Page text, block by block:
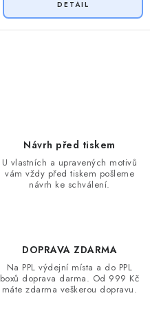
Návrh před tiskem
U vlastních a upravených motivů
vám vždy před tiskem pošleme
návrh ke schválení.
DOPRAVA ZDARMA
Na PPL výdejní místa a do PPL
boxů doprava darma. Od 999 Kč
máte zdarma veškerou dopravu.